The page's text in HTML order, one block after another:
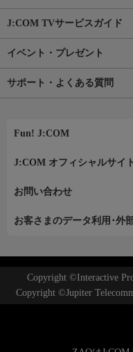
J:COM TVサービスガイド
イベント・プレゼント
サポート・よくある質問
Fun! J:COM
J:COM オフィシャルサイト
お問い合わせ
お客さまのデータ利用･外
Copyright ©Interactive
Copyright ©Jupiter